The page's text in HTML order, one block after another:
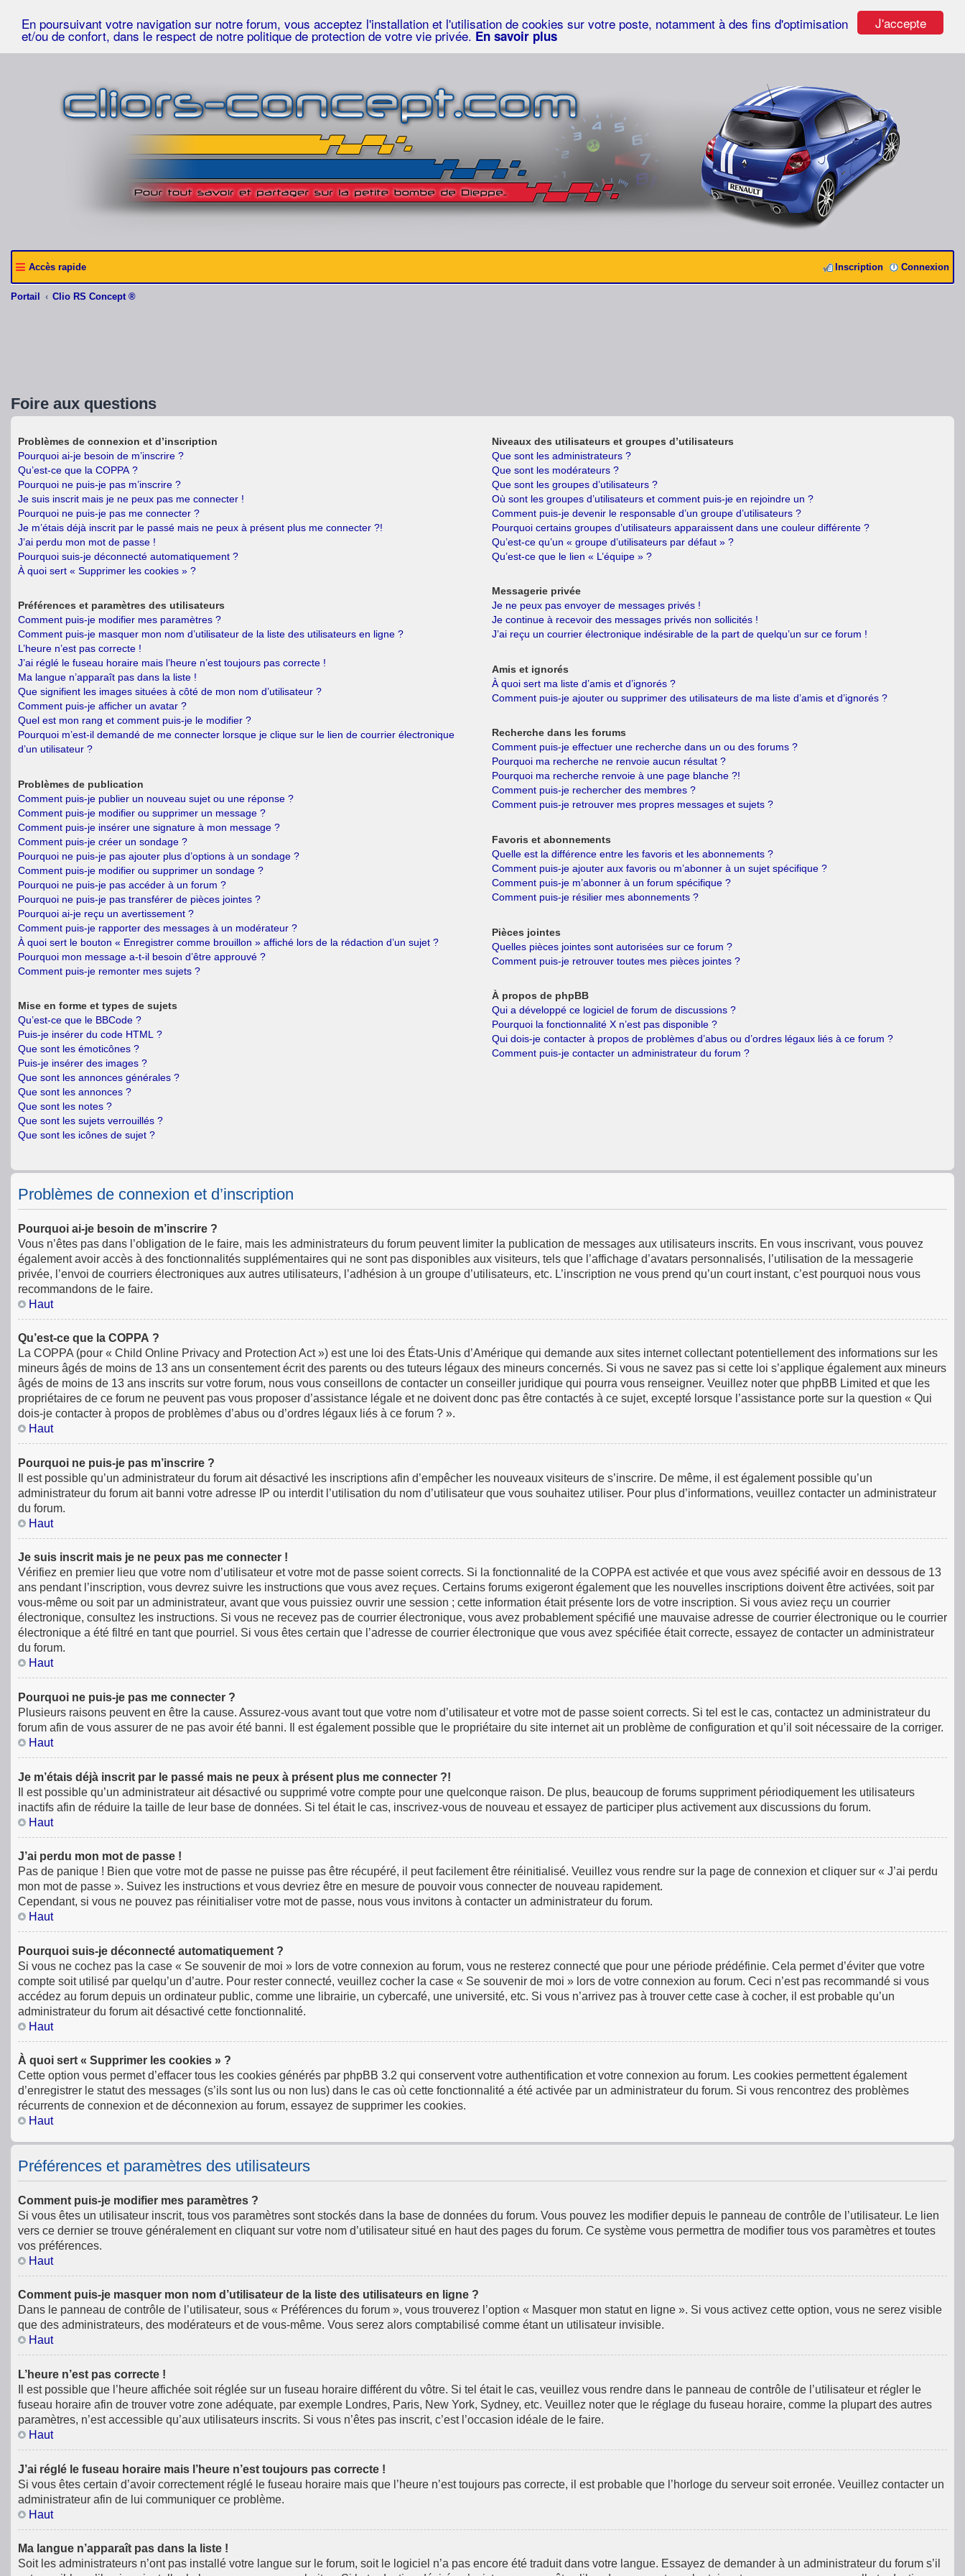
J'accepte
En poursuivant votre navigation sur notre forum, vous acceptez l'installation et l'utilisation de cookies sur votre poste, notamment à des fins d'optimisation
et/ou de confort, dans le respect de notre politique de protection de votre vie privée. En savoir plus
Accès rapide Connexion
Inscription
Portail Clio RS Concept ®
Foire aux questions
Problèmes de connexion et d’inscription
Pourquoi ai-je besoin de m’inscrire ?
Qu’est-ce que la COPPA ?
Pourquoi ne puis-je pas m’inscrire ?
Je suis inscrit mais je ne peux pas me connecter !
Pourquoi ne puis-je pas me connecter ?
Je m’étais déjà inscrit par le passé mais ne peux à présent plus me connecter ?!
J’ai perdu mon mot de passe !
Pourquoi suis-je déconnecté automatiquement ?
À quoi sert « Supprimer les cookies » ?
Préférences et paramètres des utilisateurs
Comment puis-je modifier mes paramètres ?
Comment puis-je masquer mon nom d’utilisateur de la liste des utilisateurs en ligne ?
L’heure n’est pas correcte !
J’ai réglé le fuseau horaire mais l’heure n’est toujours pas correcte !
Ma langue n’apparaît pas dans la liste !
Que signifient les images situées à côté de mon nom d’utilisateur ?
Comment puis-je afficher un avatar ?
Quel est mon rang et comment puis-je le modifier ?
Pourquoi m’est-il demandé de me connecter lorsque je clique sur le lien de courrier électronique
d’un utilisateur ?
Problèmes de publication
Comment puis-je publier un nouveau sujet ou une réponse ?
Comment puis-je modifier ou supprimer un message ?
Comment puis-je insérer une signature à mon message ?
Comment puis-je créer un sondage ?
Pourquoi ne puis-je pas ajouter plus d’options à un sondage ?
Comment puis-je modifier ou supprimer un sondage ?
Pourquoi ne puis-je pas accéder à un forum ?
Pourquoi ne puis-je pas transférer de pièces jointes ?
Pourquoi ai-je reçu un avertissement ?
Comment puis-je rapporter des messages à un modérateur ?
À quoi sert le bouton « Enregistrer comme brouillon » affiché lors de la rédaction d’un sujet ?
Pourquoi mon message a-t-il besoin d’être approuvé ?
Comment puis-je remonter mes sujets ?
Mise en forme et types de sujets
Qu’est-ce que le BBCode ?
Puis-je insérer du code HTML ?
Que sont les émoticônes ?
Puis-je insérer des images ?
Que sont les annonces générales ?
Que sont les annonces ?
Que sont les notes ?
Que sont les sujets verrouillés ?
Que sont les icônes de sujet ?
Niveaux des utilisateurs et groupes d’utilisateurs
Que sont les administrateurs ?
Que sont les modérateurs ?
Que sont les groupes d’utilisateurs ?
Où sont les groupes d’utilisateurs et comment puis-je en rejoindre un ?
Comment puis-je devenir le responsable d’un groupe d’utilisateurs ?
Pourquoi certains groupes d’utilisateurs apparaissent dans une couleur différente ?
Qu’est-ce qu’un « groupe d’utilisateurs par défaut » ?
Qu’est-ce que le lien « L’équipe » ?
Messagerie privée
Je ne peux pas envoyer de messages privés !
Je continue à recevoir des messages privés non sollicités !
J’ai reçu un courrier électronique indésirable de la part de quelqu’un sur ce forum !
Amis et ignorés
À quoi sert ma liste d’amis et d’ignorés ?
Comment puis-je ajouter ou supprimer des utilisateurs de ma liste d’amis et d’ignorés ?
Recherche dans les forums
Comment puis-je effectuer une recherche dans un ou des forums ?
Pourquoi ma recherche ne renvoie aucun résultat ?
Pourquoi ma recherche renvoie à une page blanche ?!
Comment puis-je rechercher des membres ?
Comment puis-je retrouver mes propres messages et sujets ?
Favoris et abonnements
Quelle est la différence entre les favoris et les abonnements ?
Comment puis-je ajouter aux favoris ou m’abonner à un sujet spécifique ?
Comment puis-je m’abonner à un forum spécifique ?
Comment puis-je résilier mes abonnements ?
Pièces jointes
Quelles pièces jointes sont autorisées sur ce forum ?
Comment puis-je retrouver toutes mes pièces jointes ?
À propos de phpBB
Qui a développé ce logiciel de forum de discussions ?
Pourquoi la fonctionnalité X n’est pas disponible ?
Qui dois-je contacter à propos de problèmes d’abus ou d’ordres légaux liés à ce forum ?
Comment puis-je contacter un administrateur du forum ?
Problèmes de connexion et d’inscription
Pourquoi ai-je besoin de m’inscrire ?
Vous n’êtes pas dans l’obligation de le faire, mais les administrateurs du forum peuvent limiter la publication de messages aux utilisateurs inscrits. En vous inscrivant, vous pouvez
également avoir accès à des fonctionnalités supplémentaires qui ne sont pas disponibles aux visiteurs, tels que l’affichage d’avatars personnalisés, l’utilisation de la messagerie
privée, l’envoi de courriers électroniques aux autres utilisateurs, l’adhésion à un groupe d’utilisateurs, etc. L’inscription ne vous prend qu’un court instant, c’est pourquoi nous vous
recommandons de le faire.
Haut
Qu’est-ce que la COPPA ?
La COPPA (pour « Child Online Privacy and Protection Act ») est une loi des États-Unis d’Amérique qui demande aux sites internet collectant potentiellement des informations sur les
mineurs âgés de moins de 13 ans un consentement écrit des parents ou des tuteurs légaux des mineurs concernés. Si vous ne savez pas si cette loi s’applique également aux mineurs
âgés de moins de 13 ans inscrits sur votre forum, nous vous conseillons de contacter un conseiller juridique qui pourra vous renseigner. Veuillez noter que phpBB Limited et que les
propriétaires de ce forum ne peuvent pas vous proposer d’assistance légale et ne doivent donc pas être contactés à ce sujet, excepté lorsque l’assistance porte sur la question « Qui
dois-je contacter à propos de problèmes d’abus ou d’ordres légaux liés à ce forum ? ».
Haut
Pourquoi ne puis-je pas m’inscrire ?
Il est possible qu’un administrateur du forum ait désactivé les inscriptions afin d’empêcher les nouveaux visiteurs de s’inscrire. De même, il est également possible qu’un
administrateur du forum ait banni votre adresse IP ou interdit l’utilisation du nom d’utilisateur que vous souhaitez utiliser. Pour plus d’informations, veuillez contacter un administrateur
du forum.
Haut
Je suis inscrit mais je ne peux pas me connecter !
Vérifiez en premier lieu que votre nom d’utilisateur et votre mot de passe soient corrects. Si la fonctionnalité de la COPPA est activée et que vous avez spécifié avoir en dessous de 13
ans pendant l’inscription, vous devrez suivre les instructions que vous avez reçues. Certains forums exigeront également que les nouvelles inscriptions doivent être activées, soit par
vous-même ou soit par un administrateur, avant que vous puissiez ouvrir une session ; cette information était présente lors de votre inscription. Si vous aviez reçu un courrier
électronique, consultez les instructions. Si vous ne recevez pas de courrier électronique, vous avez probablement spécifié une mauvaise adresse de courrier électronique ou le courrier
électronique a été filtré en tant que pourriel. Si vous êtes certain que l’adresse de courrier électronique que vous avez spécifiée était correcte, essayez de contacter un administrateur
du forum.
Haut
Pourquoi ne puis-je pas me connecter ?
Plusieurs raisons peuvent en être la cause. Assurez-vous avant tout que votre nom d’utilisateur et votre mot de passe soient corrects. Si tel est le cas, contactez un administrateur du
forum afin de vous assurer de ne pas avoir été banni. Il est également possible que le propriétaire du site internet ait un problème de configuration et qu’il soit nécessaire de la corriger.
Haut
Je m’étais déjà inscrit par le passé mais ne peux à présent plus me connecter ?!
Il est possible qu’un administrateur ait désactivé ou supprimé votre compte pour une quelconque raison. De plus, beaucoup de forums suppriment périodiquement les utilisateurs
inactifs afin de réduire la taille de leur base de données. Si tel était le cas, inscrivez-vous de nouveau et essayez de participer plus activement aux discussions du forum.
Haut
J’ai perdu mon mot de passe !
Pas de panique ! Bien que votre mot de passe ne puisse pas être récupéré, il peut facilement être réinitialisé. Veuillez vous rendre sur la page de connexion et cliquer sur « J’ai perdu
mon mot de passe ». Suivez les instructions et vous devriez être en mesure de pouvoir vous connecter de nouveau rapidement.
Cependant, si vous ne pouvez pas réinitialiser votre mot de passe, nous vous invitons à contacter un administrateur du forum.
Haut
Pourquoi suis-je déconnecté automatiquement ?
Si vous ne cochez pas la case « Se souvenir de moi » lors de votre connexion au forum, vous ne resterez connecté que pour une période prédéfinie. Cela permet d’éviter que votre
compte soit utilisé par quelqu’un d’autre. Pour rester connecté, veuillez cocher la case « Se souvenir de moi » lors de votre connexion au forum. Ceci n’est pas recommandé si vous
accédez au forum depuis un ordinateur public, comme une librairie, un cybercafé, une université, etc. Si vous n’arrivez pas à trouver cette case à cocher, il est probable qu’un
administrateur du forum ait désactivé cette fonctionnalité.
Haut
À quoi sert « Supprimer les cookies » ?
Cette option vous permet d’effacer tous les cookies générés par phpBB 3.2 qui conservent votre authentification et votre connexion au forum. Les cookies permettent également
d’enregistrer le statut des messages (s’ils sont lus ou non lus) dans le cas où cette fonctionnalité a été activée par un administrateur du forum. Si vous rencontrez des problèmes
récurrents de connexion et de déconnexion au forum, essayez de supprimer les cookies.
Haut
Préférences et paramètres des utilisateurs
Comment puis-je modifier mes paramètres ?
Si vous êtes un utilisateur inscrit, tous vos paramètres sont stockés dans la base de données du forum. Vous pouvez les modifier depuis le panneau de contrôle de l’utilisateur. Le lien
vers ce dernier se trouve généralement en cliquant sur votre nom d’utilisateur situé en haut des pages du forum. Ce système vous permettra de modifier tous vos paramètres et toutes
vos préférences.
Haut
Comment puis-je masquer mon nom d’utilisateur de la liste des utilisateurs en ligne ?
Dans le panneau de contrôle de l’utilisateur, sous « Préférences du forum », vous trouverez l’option « Masquer mon statut en ligne ». Si vous activez cette option, vous ne serez visible
que des administrateurs, des modérateurs et de vous-même. Vous serez alors comptabilisé comme étant un utilisateur invisible.
Haut
L’heure n’est pas correcte !
Il est possible que l’heure affichée soit réglée sur un fuseau horaire différent du vôtre. Si tel était le cas, veuillez vous rendre dans le panneau de contrôle de l’utilisateur et régler le
fuseau horaire afin de trouver votre zone adéquate, par exemple Londres, Paris, New York, Sydney, etc. Veuillez noter que le réglage du fuseau horaire, comme la plupart des autres
paramètres, n’est accessible qu’aux utilisateurs inscrits. Si vous n’êtes pas inscrit, c’est l’occasion idéale de le faire.
Haut
J’ai réglé le fuseau horaire mais l’heure n’est toujours pas correcte !
Si vous êtes certain d’avoir correctement réglé le fuseau horaire mais que l’heure n’est toujours pas correcte, il est probable que l’horloge du serveur soit erronée. Veuillez contacter un
administrateur afin de lui communiquer ce problème.
Haut
Ma langue n’apparaît pas dans la liste !
Soit les administrateurs n’ont pas installé votre langue sur le forum, soit le logiciel n’a pas encore été traduit dans votre langue. Essayez de demander à un administrateur du forum s’il